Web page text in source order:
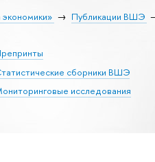
Публикации ВШЭ
сборники ВШЭ
исследования